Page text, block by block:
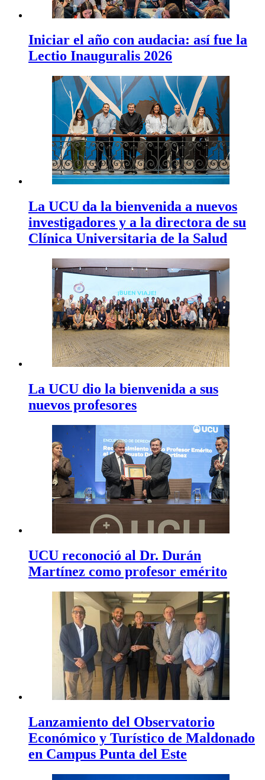
Iniciar el año con audacia: así fue la
Lectio Inauguralis 2026
La UCU da la bienvenida a nuevos
investigadores y a la directora de su
Clínica Universitaria de la Salud
La UCU dio la bienvenida a sus
nuevos profesores
UCU reconoció al Dr. Durán
Martínez como profesor emérito
Lanzamiento del Observatorio
Económico y Turístico de Maldonado
en Campus Punta del Este